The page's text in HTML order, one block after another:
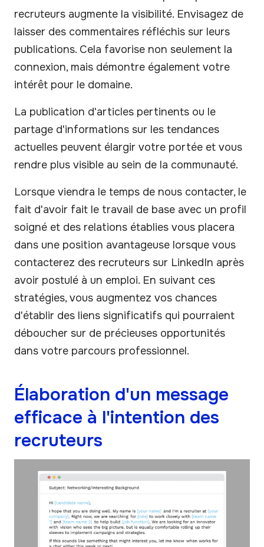
recruteurs augmente la visibilité. Envisagez de
laisser des commentaires réfléchis sur leurs
publications. Cela favorise non seulement la
connexion, mais démontre également votre
intérêt pour le domaine.
La publication d'articles pertinents ou le
partage d'informations sur les tendances
actuelles peuvent élargir votre portée et vous
rendre plus visible au sein de la communauté.
Lorsque viendra le temps de nous contacter, le
fait d'avoir fait le travail de base avec un profil
soigné et des relations établies vous placera
dans une position avantageuse lorsque vous
contacterez des recruteurs sur LinkedIn après
avoir postulé à un emploi. En suivant ces
stratégies, vous augmentez vos chances
d'établir des liens significatifs qui pourraient
déboucher sur de précieuses opportunités
dans votre parcours professionnel.
Élaboration d'un message
efficace à l'intention des
recruteurs